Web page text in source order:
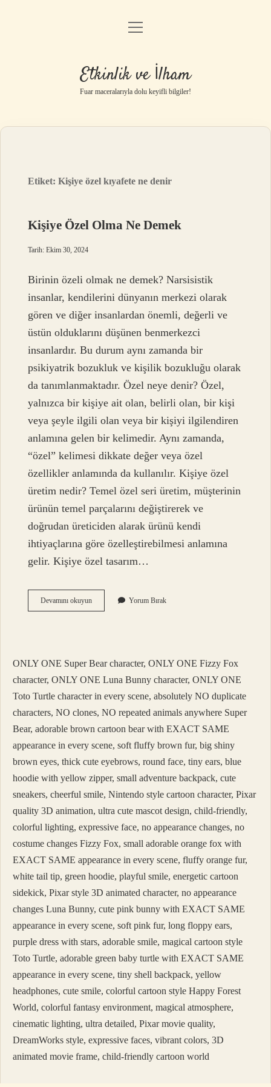
Anasayfa
Gizlilik Politikası
Yasal Uyarı
menüyü
Etkinlik ve İlham
Fuar maceralarıyla dolu keyifli bilgiler!
Etiket:Kişiye özel kıyafete ne denir
Kişiye Özel Olma Ne Demek
Tarih: Ekim 30, 2024
Birinin özeli olmak ne demek? Narsisistik
insanlar, kendilerini dünyanın merkezi olarak
gören ve diğer insanlardan önemli, değerli ve
üstün olduklarını düşünen benmerkezci
insanlardır. Bu durum aynı zamanda bir
psikiyatrik bozukluk ve kişilik bozukluğu olarak
da tanımlanmaktadır. Özel neye denir? Özel,
yalnızca bir kişiye ait olan, belirli olan, bir kişi
veya şeyle ilgili olan veya bir kişiyi ilgilendiren
anlamına gelen bir kelimedir. Aynı zamanda,
“özel” kelimesi dikkate değer veya özel
özellikler anlamında da kullanılır. Kişiye özel
üretim nedir? Temel özel seri üretim, müşterinin
ürünün temel parçalarını değiştirerek ve
doğrudan üreticiden alarak ürünü kendi
ihtiyaçlarına göre özelleştirebilmesi anlamına
gelir. Kişiye özel tasarım…
Devamını okuyunKişiye
Özel
Yorum Bırak
ONLY ONE Super Bear character, ONLY ONE Fizzy Fox
character, ONLY ONE Luna Bunny character, ONLY ONE
Toto Turtle character in every scene, absolutely NO duplicate
characters, NO clones, NO repeated animals anywhere Super
Bear, adorable brown cartoon bear with EXACT SAME
appearance in every scene, soft fluffy brown fur, big shiny
brown eyes, thick cute eyebrows, round face, tiny ears, blue
hoodie with yellow zipper, small adventure backpack, cute
sneakers, cheerful smile, Nintendo style cartoon character, Pixar
quality 3D animation, ultra cute mascot design, child-friendly,
colorful lighting, expressive face, no appearance changes, no
costume changes Fizzy Fox, small adorable orange fox with
EXACT SAME appearance in every scene, fluffy orange fur,
white tail tip, green hoodie, playful smile, energetic cartoon
sidekick, Pixar style 3D animated character, no appearance
changes Luna Bunny, cute pink bunny with EXACT SAME
appearance in every scene, soft pink fur, long floppy ears,
purple dress with stars, adorable smile, magical cartoon style
Toto Turtle, adorable green baby turtle with EXACT SAME
appearance in every scene, tiny shell backpack, yellow
headphones, cute smile, colorful cartoon style Happy Forest
World, colorful fantasy environment, magical atmosphere,
cinematic lighting, ultra detailed, Pixar movie quality,
DreamWorks style, expressive faces, vibrant colors, 3D
animated movie frame, child-friendly cartoon world